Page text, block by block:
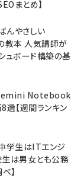
まとめ】
んやさしい
教本 人気講師が
ュボード構築の基
Gemini Notebook
【週間ランキン
学生はITエンジ
は男女とも公務
】